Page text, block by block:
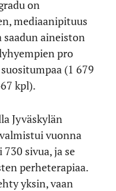
on
mediaanipituus
saadun aineiston
pro
(1 679
kpl).
Jyväskylän
vuonna
sivua, ja se
perheterapiaa.
yksin, vaan